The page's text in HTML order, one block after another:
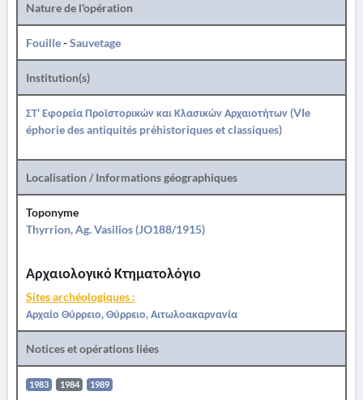
Nature de l'opération
Fouille-Sauvetage
Institution(s)
ΣΤ' Εφορεία Προϊστορικών και Κλασικών Αρχαιοτήτων (VIe
éphorie des antiquités préhistoriques et classiques)
Localisation / Informations géographiques
Toponyme
Thyrrion, Ag. Vasilios (JO188/1915)
Αρχαιολογικό Κτηματολόγιο
Sites archéologiques :
Αρχαίο Θύρρειο, Θύρρειο, Αιτωλοακαρνανία
Notices et opérations liées
1983 1984 1989